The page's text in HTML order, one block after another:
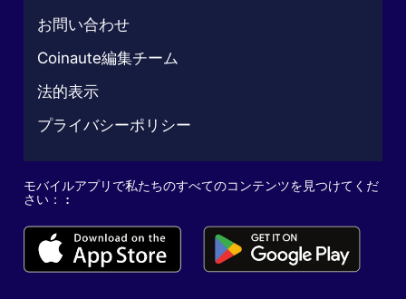
お問い合わせ
Coinaute編集チーム
法的表示
プライバシーポリシー
モバイルアプリで私たちのすべてのコンテンツを見つけてくだ
さい： :